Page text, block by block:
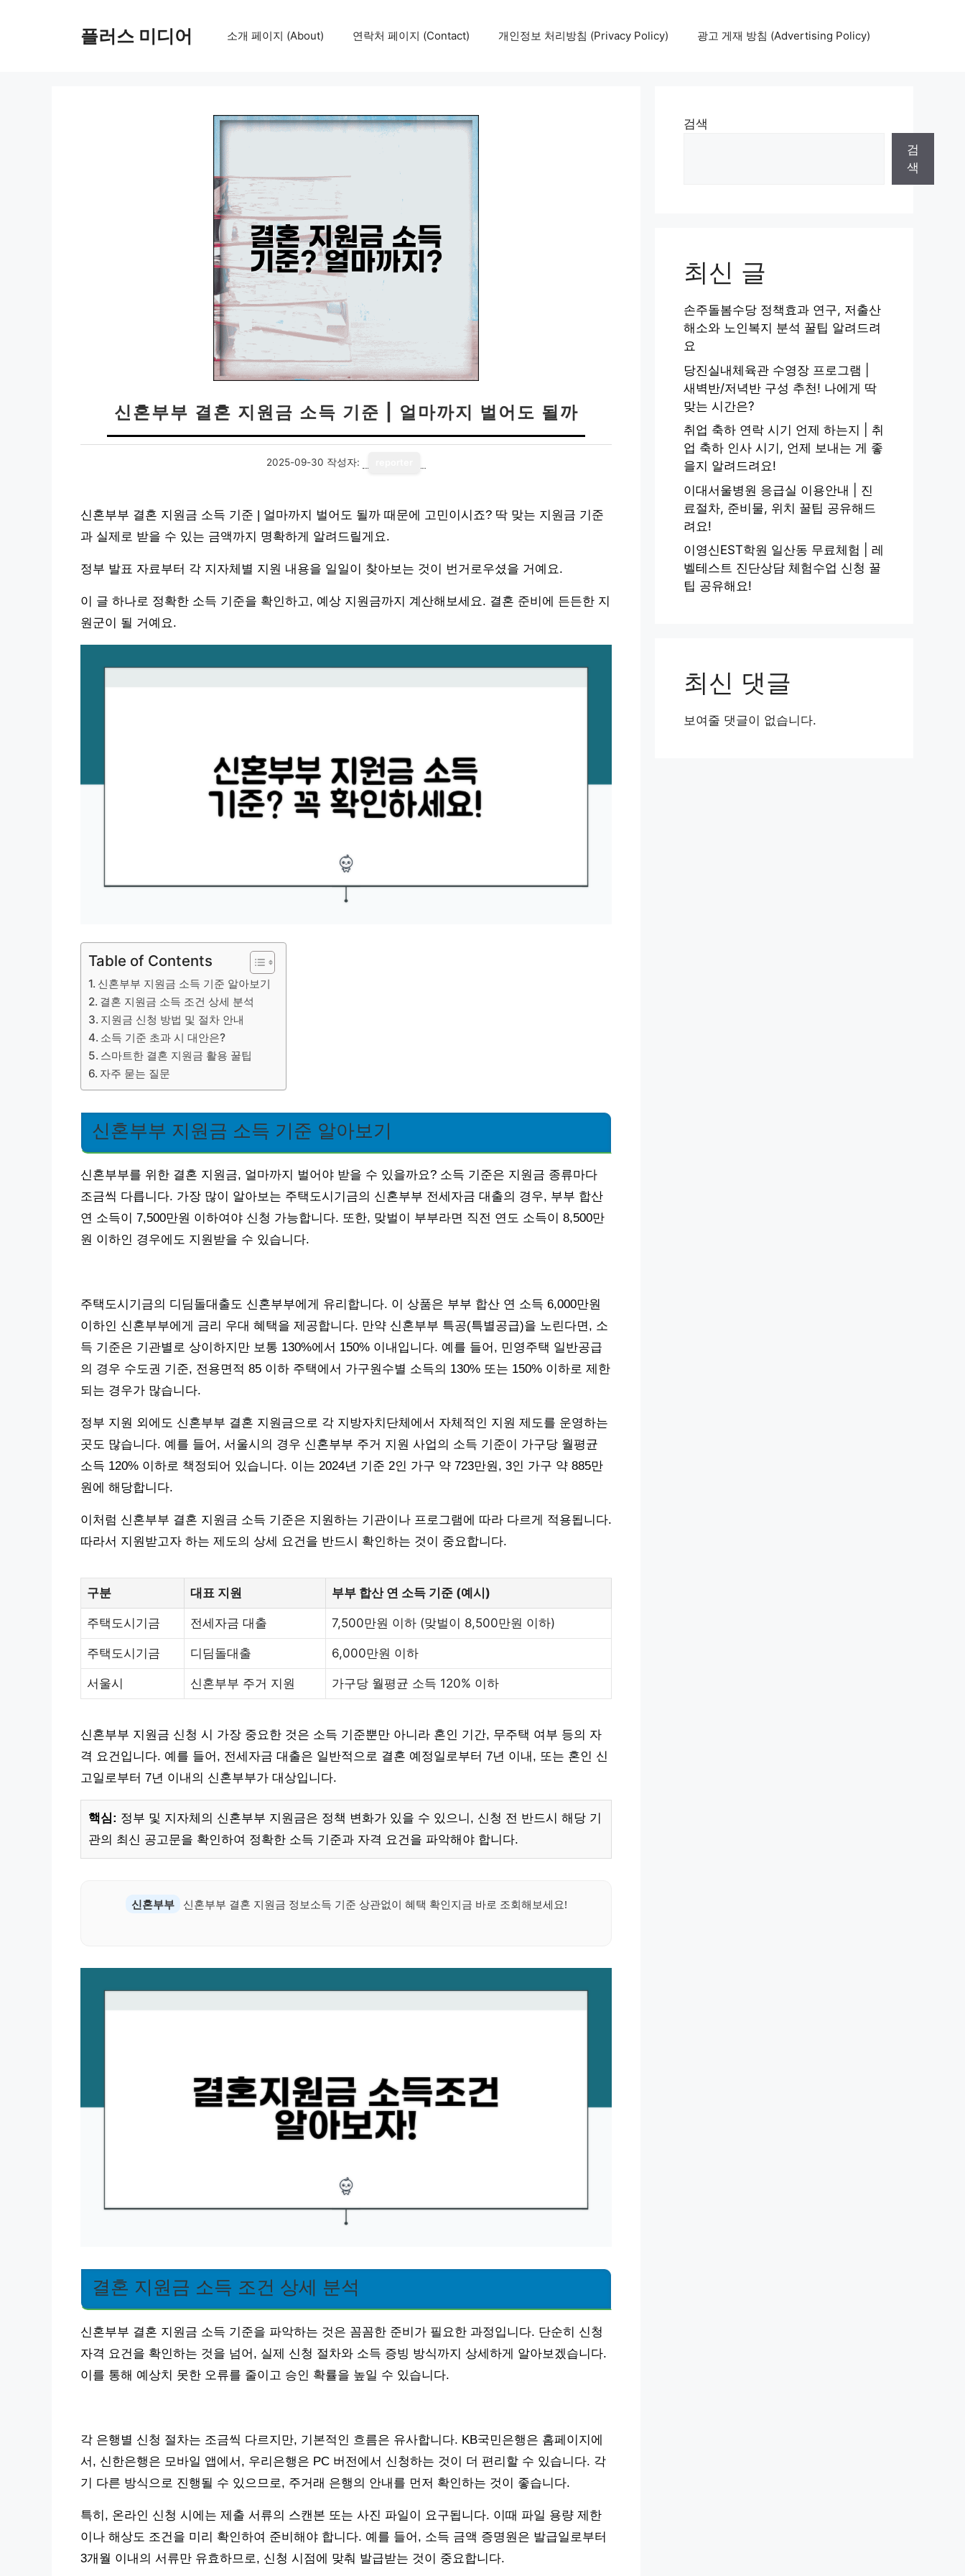
플러스 미디어 소개 페이지 (About) 연락처 페이지 (Contact) 개인정보 처리방침 (Privacy Policy) 광고 게재 방침 (Advertising Policy)
신혼부부 결혼 지원금 소득 기준 | 얼마까지 벌어도 될까
2025-09-30 작성자:
신혼부부 결혼 지원금 소득 기준 | 얼마까지 벌어도 될까 때문에 고민이시죠? 딱 맞는 지원금 기준
과 실제로 받을 수 있는 금액까지 명확하게 알려드릴게요.
정부 발표 자료부터 각 지자체별 지원 내용을 일일이 찾아보는 것이 번거로우셨을 거예요.
이 글 하나로 정확한 소득 기준을 확인하고, 예상 지원금까지 계산해보세요. 결혼 준비에 든든한 지
원군이 될 거예요.
Table of Contents
신혼부부 지원금 소득 기준 알아보기
결혼 지원금 소득 조건 상세 분석
지원금 신청 방법 및 절차 안내
소득 기준 초과 시 대안은?
스마트한 결혼 지원금 활용 꿀팁
자주 묻는 질문
신혼부부 지원금 소득 기준 알아보기
신혼부부를 위한 결혼 지원금, 얼마까지 벌어야 받을 수 있을까요? 소득 기준은 지원금 종류마다
조금씩 다릅니다. 가장 많이 알아보는 주택도시기금의 신혼부부 전세자금 대출의 경우, 부부 합산
연 소득이 7,500만원 이하여야 신청 가능합니다. 또한, 맞벌이 부부라면 직전 연도 소득이 8,500만
원 이하인 경우에도 지원받을 수 있습니다.
주택도시기금의 디딤돌대출도 신혼부부에게 유리합니다. 이 상품은 부부 합산 연 소득 6,000만원
이하인 신혼부부에게 금리 우대 혜택을 제공합니다. 만약 신혼부부 특공(특별공급)을 노린다면, 소
득 기준은 기관별로 상이하지만 보통 130%에서 150% 이내입니다. 예를 들어, 민영주택 일반공급
의 경우 수도권 기준, 전용면적 85 이하 주택에서 가구원수별 소득의 130% 또는 150% 이하로 제한
되는 경우가 많습니다.
정부 지원 외에도 신혼부부 결혼 지원금으로 각 지방자치단체에서 자체적인 지원 제도를 운영하는
곳도 많습니다. 예를 들어, 서울시의 경우 신혼부부 주거 지원 사업의 소득 기준이 가구당 월평균
소득 120% 이하로 책정되어 있습니다. 이는 2024년 기준 2인 가구 약 723만원, 3인 가구 약 885만
원에 해당합니다.
이처럼 신혼부부 결혼 지원금 소득 기준은 지원하는 기관이나 프로그램에 따라 다르게 적용됩니다.
따라서 지원받고자 하는 제도의 상세 요건을 반드시 확인하는 것이 중요합니다.
구분 대표 지원 부부 합산 연 소득 기준 (예시)
주택도시기금 전세자금 대출 7,500만원 이하 (맞벌이 8,500만원 이하)
주택도시기금 디딤돌대출 6,000만원 이하
서울시 신혼부부 주거 지원 가구당 월평균 소득 120% 이하
신혼부부 지원금 신청 시 가장 중요한 것은 소득 기준뿐만 아니라 혼인 기간, 무주택 여부 등의 자
격 요건입니다. 예를 들어, 전세자금 대출은 일반적으로 결혼 예정일로부터 7년 이내, 또는 혼인 신
고일로부터 7년 이내의 신혼부부가 대상입니다.
핵심: 정부 및 지자체의 신혼부부 지원금은 정책 변화가 있을 수 있으니, 신청 전 반드시 해당 기
관의 최신 공고문을 확인하여 정확한 소득 기준과 자격 요건을 파악해야 합니다.
신혼부부 신혼부부 결혼 지원금 정보소득 기준 상관없이 혜택 확인지금 바로 조회해보세요!
결혼 지원금 소득 조건 상세 분석
신혼부부 결혼 지원금 소득 기준을 파악하는 것은 꼼꼼한 준비가 필요한 과정입니다. 단순히 신청
자격 요건을 확인하는 것을 넘어, 실제 신청 절차와 소득 증빙 방식까지 상세하게 알아보겠습니다.
이를 통해 예상치 못한 오류를 줄이고 승인 확률을 높일 수 있습니다.
각 은행별 신청 절차는 조금씩 다르지만, 기본적인 흐름은 유사합니다. KB국민은행은 홈페이지에
서, 신한은행은 모바일 앱에서, 우리은행은 PC 버전에서 신청하는 것이 더 편리할 수 있습니다. 각
기 다른 방식으로 진행될 수 있으므로, 주거래 은행의 안내를 먼저 확인하는 것이 좋습니다.
특히, 온라인 신청 시에는 제출 서류의 스캔본 또는 사진 파일이 요구됩니다. 이때 파일 용량 제한
이나 해상도 조건을 미리 확인하여 준비해야 합니다. 예를 들어, 소득 금액 증명원은 발급일로부터
3개월 이내의 서류만 유효하므로, 신청 시점에 맞춰 발급받는 것이 중요합니다.
검색
검
색
최신 글
손주돌봄수당 정책효과 연구, 저출산
해소와 노인복지 분석 꿀팁 알려드려
요
당진실내체육관 수영장 프로그램 |
새벽반/저녁반 구성 추천! 나에게 딱
맞는 시간은?
취업 축하 연락 시기 언제 하는지 | 취
업 축하 인사 시기, 언제 보내는 게 좋
을지 알려드려요!
이대서울병원 응급실 이용안내 | 진
료절차, 준비물, 위치 꿀팁 공유해드
려요!
이영신EST학원 일산동 무료체험 | 레
벨테스트 진단상담 체험수업 신청 꿀
팁 공유해요!
최신 댓글
보여줄 댓글이 없습니다.